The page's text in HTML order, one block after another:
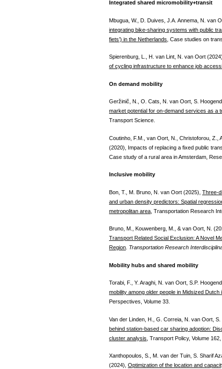
Integrated shared micromobility+transit
Mbugua, W., D. Duives, J.A. Annema, N. van
integrating bike-sharing systems with public
fiets’) in the Netherlands , Case studies on
Spierenburg, L., H. van Lint, N. van Oort
of cycling infrastructure to enhance job
On demand mobility
Geržinič, N., O. Cats, N. van Oort, S.
market potential for on-demand services as a
Transport Science.
Coutinho, F.M., van Oort, N., Christoforou,
(2020), Impacts of replacing a fixed public
Case study of a rural area in Amsterdam,
Inclusive mobility
Bon, T., M. Bruno, N. van Oort (2025), Three-
and urban density predictors: Spatial
metropolitan area, Transportation Research
Bruno, M., Kouwenberg, M., & van Oort, N.
Transport Related Social Exclusion: A Novel
Region Transportation Research
Mobility hubs and shared mobility
Torabi, F., Y. Araghi, N. van Oort, S.P.
mobility among older people in Midsized Dutch
Perspectives, Volume 33.
Van der Linden, H., G. Correia, N. van Oort,
behind station-based car sharing adoption:
cluster analysis , Transport Policy, Volume
Xanthopoulos, S., M. van der Tuin, S. Sharif
(2024), Optimization of the location and